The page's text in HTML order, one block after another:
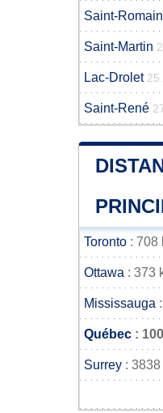
Saint-Romain
Saint-Martin
Lac-Drolet
Saint-René
Toronto : 708
Ottawa : 373
Mississauga
Québec :
Surrey :